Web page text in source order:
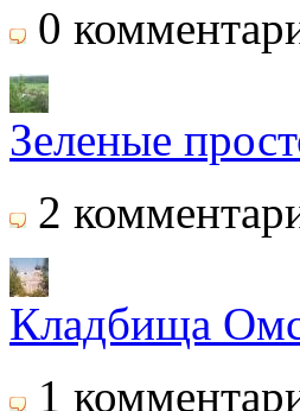
0
Зеленые
2
Кладбища
1